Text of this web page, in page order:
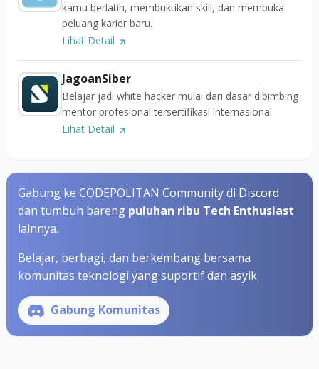
kamu berlatih, membuktikan skill, dan membuka
peluang karier baru.
Lihat Detail
JagoanSiber
Belajar jadi white hacker mulai dari dasar dibimbing
mentor profesional tersertifikasi internasional.
Lihat Detail
Gabung ke CODEPOLITAN Community di Discord
dan tumbuh bareng puluhan ribu Tech Enthusiast
lainnya.
Belajar, berbagi, dan berkembang bersama
komunitas teknologi yang suportif dan asyik.
Gabung Komunitas